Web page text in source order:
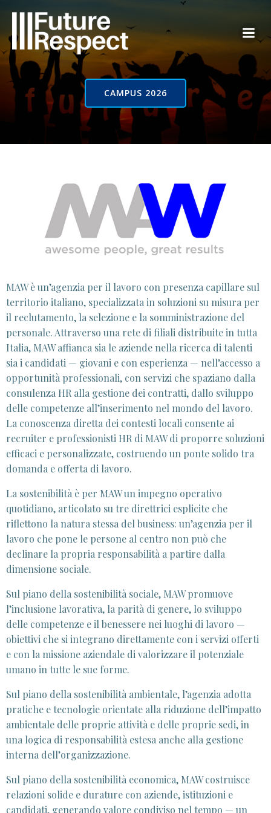
contenuto
CAMPUS 2026
MAW è un’agenzia per il lavoro con presenza capillare sul
territorio italiano, specializzata in soluzioni su misura per
il reclutamento, la selezione e la somministrazione del
personale. Attraverso una rete di filiali distribuite in tutta
Italia, MAW affianca sia le aziende nella ricerca di talenti
sia i candidati — giovani e con esperienza — nell’accesso a
opportunità professionali, con servizi che spaziano dalla
consulenza HR alla gestione dei contratti, dallo sviluppo
delle competenze all’inserimento nel mondo del lavoro.
La conoscenza diretta dei contesti locali consente ai
recruiter e professionisti HR di MAW di proporre soluzioni
efficaci e personalizzate, costruendo un ponte solido tra
domanda e offerta di lavoro.
La sostenibilità è per MAW un impegno operativo
quotidiano, articolato su tre direttrici esplicite che
riflettono la natura stessa del business: un’agenzia per il
lavoro che pone le persone al centro non può che
declinare la propria responsabilità a partire dalla
dimensione sociale.
Sul piano della sostenibilità sociale, MAW promuove
l’inclusione lavorativa, la parità di genere, lo sviluppo
delle competenze e il benessere nei luoghi di lavoro —
obiettivi che si integrano direttamente con i servizi offerti
e con la missione aziendale di valorizzare il potenziale
umano in tutte le sue forme.
Sul piano della sostenibilità ambientale, l’agenzia adotta
pratiche e tecnologie orientate alla riduzione dell’impatto
ambientale delle proprie attività e delle proprie sedi, in
una logica di responsabilità estesa anche alla gestione
interna dell’organizzazione.
Sul piano della sostenibilità economica, MAW costruisce
relazioni solide e durature con aziende, istituzioni e
candidati, generando valore condiviso nel tempo — un